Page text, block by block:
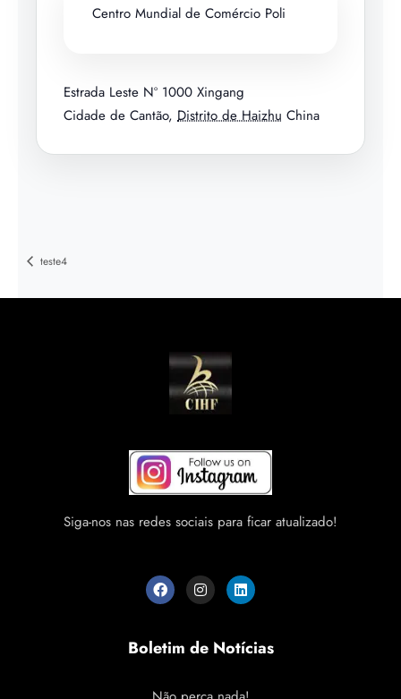
Centro Mundial de Comércio Poli
Estrada Leste Nº 1000 Xingang
Cidade de Cantão, Distrito de Haizhu China
teste4
Siga-nos nas redes sociais para ficar atualizado!
Boletim de Notícias